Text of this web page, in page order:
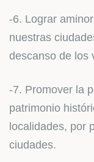
-6. Lograr
nuestras
descanso de los
-7. Promover la
patrimonio
localidades, por
ciudades.